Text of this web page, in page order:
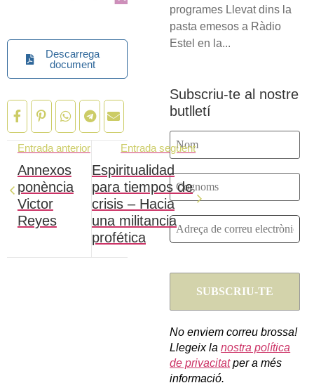
Descarrega
document
Entrada anterior
Annexos
ponència
Victor
Reyes
Entrada següent
Espiritualidad
para tiempos de
crisis – Hacia
una militancia
profética
programes Llevat dins la
pasta emesos a Ràdio
Estel en la...
Subscriu-te al nostre
butlletí
No enviem correu brossa!
Llegeix lanostra política
de privacitatper a més
informació.